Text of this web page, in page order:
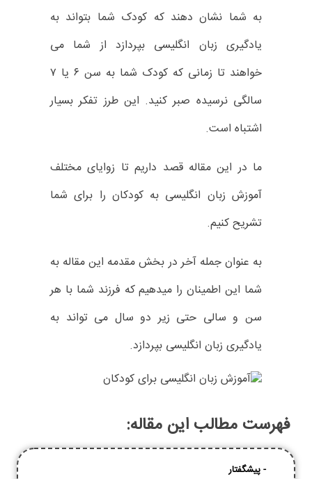
به شما نشان دهند که کودک شما بتواند به
یادگیری زبان انگلیسی بپردازد از شما می
خواهند تا زمانی که کودک شما به سن ۶ یا ۷
سالگی نرسیده صبر کنید. این طرز تفکر بسیار
اشتباه است.
ما در این مقاله قصد داریم تا زوایای مختلف
آموزش زبان انگلیسی به کودکان را برای شما
تشریح کنیم.
به عنوان جمله آخر در بخش مقدمه این مقاله به
شما این اطمینان را میدهیم که فرزند شما با هر
سن و سالی حتی زیر دو سال می تواند به
یادگیری زبان انگلیسی بپردازد.
فهرست مطالب این مقاله:
-پیشگفتار